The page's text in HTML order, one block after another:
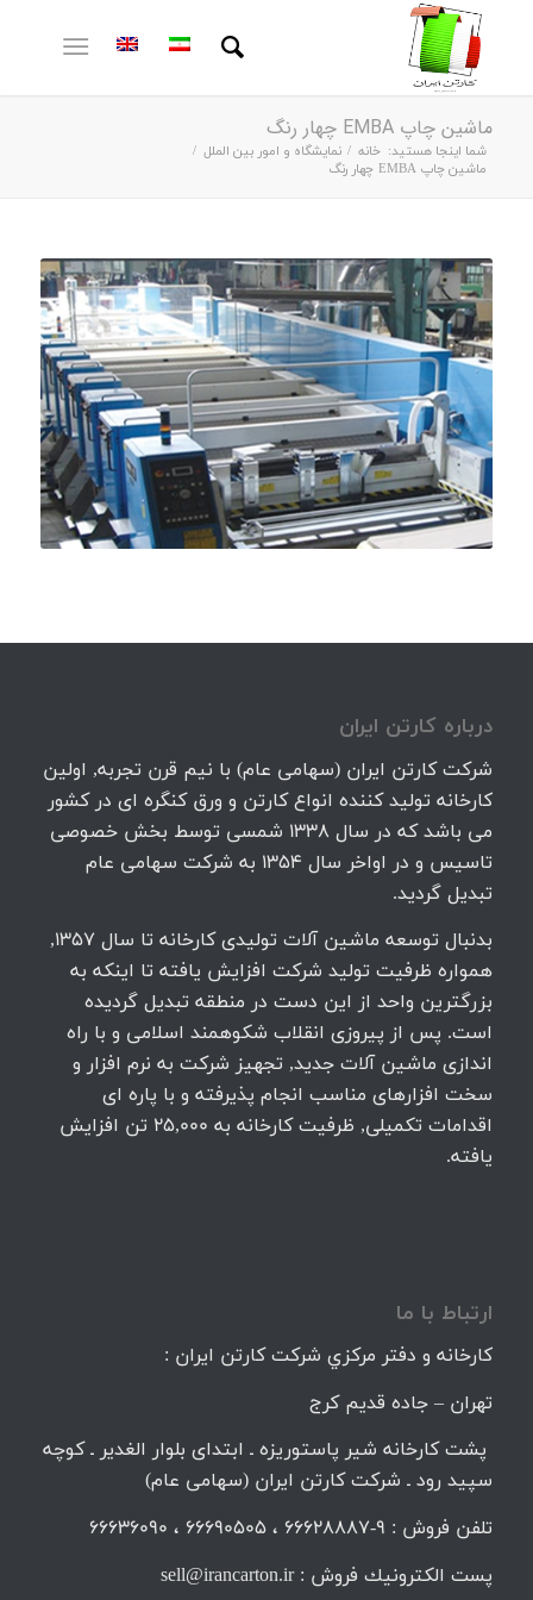
ماشین چاپ EMBA چهار رنگ
شما اینجا هستید: خانه / نمایشگاه و امور بین الملل /
ماشین چاپ EMBA چهار رنگ
درباره كارتن ايران
شرکت کارتن ایران (سهامی عام) با نیم قرن تجربه, اولین
کارخانه تولید کننده انواع کارتن و ورق کنگره ای در کشور
می باشد که در سال 1338 شمسی توسط بخش خصوصی
تاسیس و در اواخر سال 1354 به شرکت سهامی عام
تبدیل گردید.
بدنبال توسعه ماشین آلات تولیدی کارخانه تا سال 1357,
همواره ظرفیت تولید شرکت افزایش یافته تا اینکه به
بزرگترین واحد از این دست در منطقه تبدیل گردیده
است. پس از پیروزی انقلاب شکوهمند اسلامی و با راه
اندازی ماشین آلات جدید, تجهیز شرکت به نرم افزار و
سخت افزارهای مناسب انجام پذیرفته و با پاره ای
اقدامات تکمیلی, ظرفیت کارخانه به 25,000 تن افزایش
یافته.
ارتباط با ما
كارخانه و دفتر مركزي شركت كارتن ايران :
تهران – جاده قديم كرج
پشت کارخانه شیر پاستوریزه ـ ابتدای بلوار الغدیر ـ کوچه
سپید رود ـ شرکت کارتن ایران (سهامی عام)
تلفن فروش : 9-66628887 ، 66690505 ، 66636090
پست الكترونيك فروش : sell@irancarton.ir